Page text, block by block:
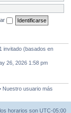
invitado (basados en
26, 2026 1:58 pm
Nuestro usuario más
horarios son UTC-05:00